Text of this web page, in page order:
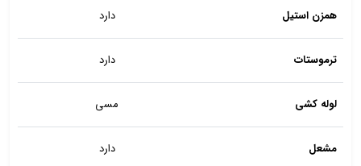
همزن استیل دارد
ترموستات دارد
لوله کشی مسی
مشعل دارد